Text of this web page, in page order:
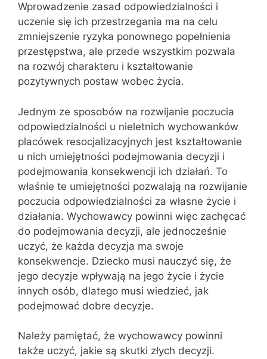
Wprowadzenie zasad odpowiedzialności i
uczenie się ich przestrzegania ma na celu
zmniejszenie ryzyka ponownego popełnienia
przestępstwa, ale przede wszystkim pozwala
na rozwój charakteru i kształtowanie
pozytywnych postaw wobec życia.
Jednym ze sposobów na rozwijanie poczucia
odpowiedzialności u nieletnich wychowanków
placówek resocjalizacyjnych jest kształtowanie
u nich umiejętności podejmowania decyzji i
podejmowania konsekwencji ich działań. To
właśnie te umiejętności pozwalają na rozwijanie
poczucia odpowiedzialności za własne życie i
działania. Wychowawcy powinni więc zachęcać
do podejmowania decyzji, ale jednocześnie
uczyć, że każda decyzja ma swoje
konsekwencje. Dziecko musi nauczyć się, że
jego decyzje wpływają na jego życie i życie
innych osób, dlatego musi wiedzieć, jak
podejmować dobre decyzje.
Należy pamiętać, że wychowawcy powinni
także uczyć, jakie są skutki złych decyzji.